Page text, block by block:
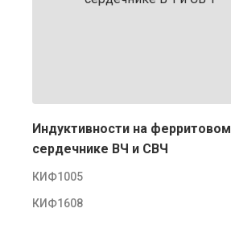
Индуктивности на ферритовом
сердечнике ВЧ и СВЧ
КИФ1005
КИФ1608